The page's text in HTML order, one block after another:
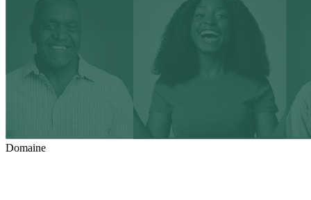
Domaine